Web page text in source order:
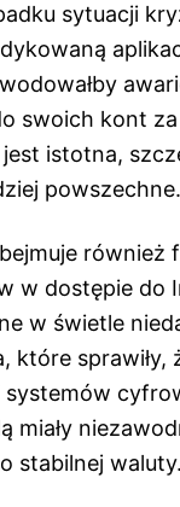
sytuacji
swoich kont
istotna,
powszechne.
również
w dostępie do
w świetle
sprawiły,
miały
stabilnej